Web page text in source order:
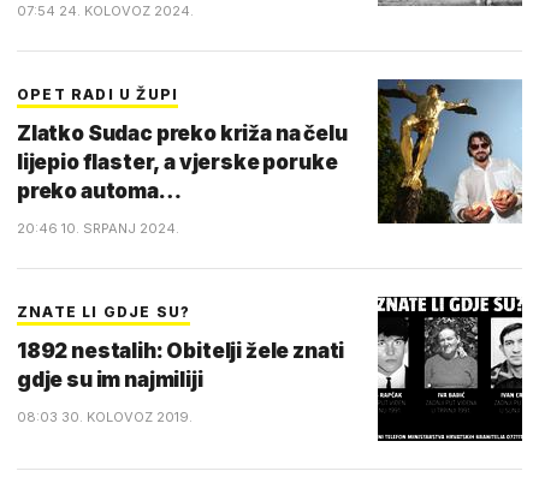
07:54 24. KOLOVOZ 2024.
OPET RADI U ŽUPI
Zlatko Sudac preko križa na čelu
lijepio flaster, a vjerske poruke
preko automa…
20:46 10. SRPANJ 2024.
ZNATE LI GDJE SU?
1892 nestalih: Obitelji žele znati
gdje su im najmiliji
08:03 30. KOLOVOZ 2019.